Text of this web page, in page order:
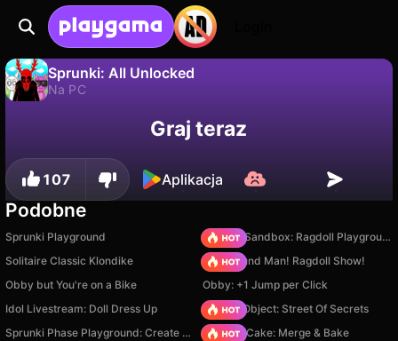
Sprunki: All Unlocked
Na PC
Zapisz postępy! Nie
Graj teraz
107 Aplikacja
Podobne
Sprunki Playground
Sprunki Sandbox: Ragdoll Playground Mode
Solitaire Classic Klondike
Playground Man! Ragdoll Show!
Obby but You're on a Bike
Obby: +1 Jump per Click
Idol Livestream: Doll Dress Up
Hidden Object: Street Of Secrets
Sprunki Phase Playground: Create Sprunki and Music
Piece of Cake: Merge & Bake